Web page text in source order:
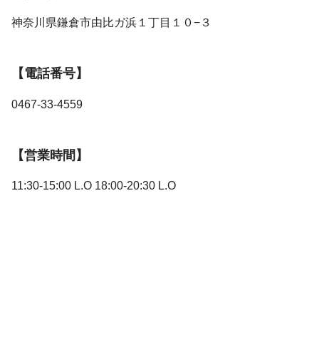
神奈川県鎌倉市由比ガ浜１丁目１０−３
【電話番号】
0467-33-4559
【営業時間】
11:30-15:00 L.O 18:00-20:30 L.O